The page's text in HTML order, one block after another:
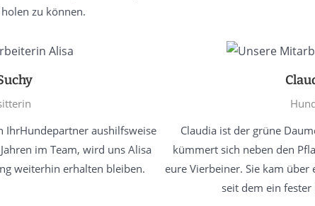
zu können.
IhrHundepartner aushilfsweise
im Team, wird uns Alisa
weiterhin erhalten bleiben.
Claudia ist der grüne
kümmert sich neben den
eure Vierbeiner. Sie kam
seit dem ein fester